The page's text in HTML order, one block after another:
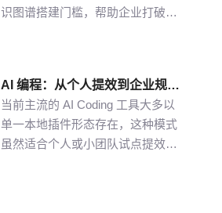
识图谱搭建门槛，帮助企业打破数
推理能力，打造企业级智能决策新
引擎，赋能企业沉淀高质量的知识
并应用。
AI 编程：从个人提效到企业规模化落地的破局之道
当前主流的 AI Coding 工具大多以
单一本地插件形态存在，这种模式
虽然适合个人或小团队试点提效，